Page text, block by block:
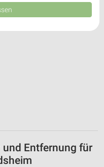
Entfernung für
weitergegeben und in die